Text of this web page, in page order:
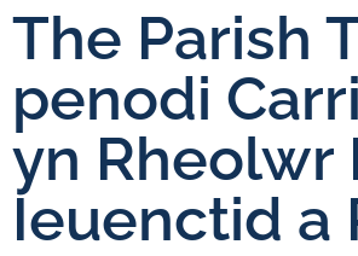
The Parish
penodi
yn Rheolwr
Ieuenctid a